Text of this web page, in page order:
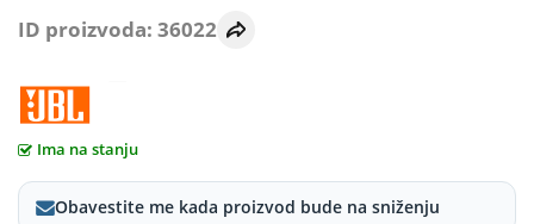
ID proizvoda: 36022
Ima na stanju
Obavestite me kada proizvod bude na sniženju